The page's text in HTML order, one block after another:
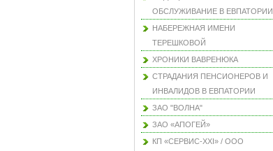
ОБСЛУЖИВАНИЕ В ЕВПАТОРИИ
НАБЕРЕЖНАЯ ИМЕНИ
ТЕРЕШКОВОЙ
ХРОНИКИ ВАВРЕНЮКА
СТРАДАНИЯ ПЕНСИОНЕРОВ И
ИНВАЛИДОВ В ЕВПАТОРИИ
ЗАО "ВОЛНА"
ЗАО «АПОГЕЙ»
КП «СЕРВИС-XXI» / ООО